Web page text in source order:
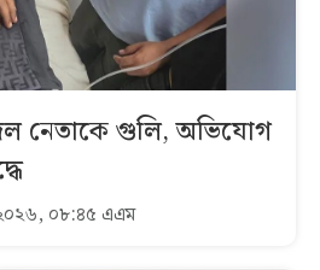
নেতাকে গুলি, অভিযোগ
০৮:৪৫ এএম